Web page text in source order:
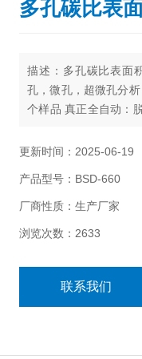
多孔碳比表
描述：多孔碳比表面
孔，微孔，超微孔分
个样品 真正全自动：
孔：0.35-2nm、介孔
品管的材料。国内，
更新时间：2025-06-19
产品型号：BSD-660
厂商性质：生产厂家
浏览次数：2633
联系我们